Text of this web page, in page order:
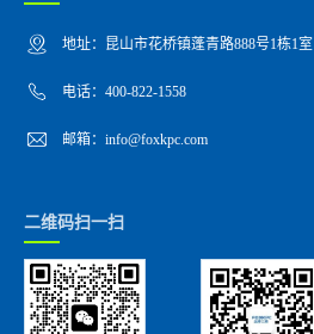
地址：昆山市花桥镇蓬青路888号1栋1室
电话：400-822-1558
邮箱：info@foxkpc.com
二维码扫一扫